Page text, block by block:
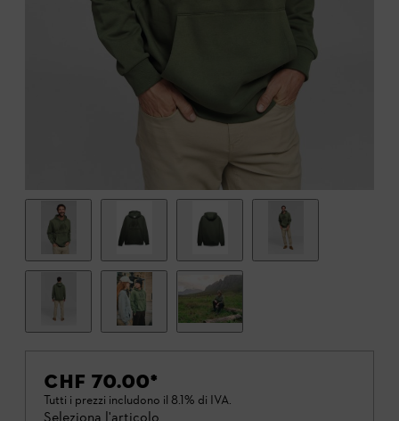
CHF 70.00*
Tutti i prezzi includono il 8.1% di IVA.
Seleziona l'articolo